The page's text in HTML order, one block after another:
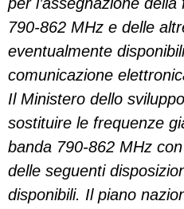
790-862 MHz e delle
eventualmente
comunicazione
Il Ministero dello
sostituire le frequenze
banda 790-862 MHz
delle seguenti
disponibili. Il piano